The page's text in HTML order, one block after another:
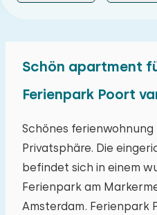
Schön apartment
Ferienpark Poort
Schönes
Privatsphäre. Die
befindet sich in einem
Ferienpark am
Amsterdam. Ferienpark
Mo Di Mi
27 28 29